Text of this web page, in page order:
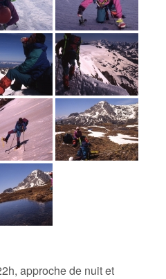
approche de nuit et